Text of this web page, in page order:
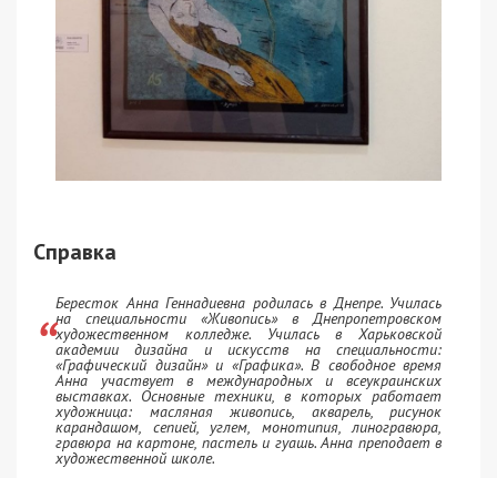
Справка
Бересток Анна Геннадиевна родилась в Днепре. Училась
на специальности «Живопись» в Днепропетровском
художественном колледже. Училась в Харьковской
академии дизайна и искусств на специальности:
«Графический дизайн» и «Графика». В свободное время
Анна участвует в международных и всеукраинских
выставках. Основные техники, в которых работает
художница: масляная живопись, акварель, рисунок
карандашом, сепией, углем, монотипия, линогравюра,
гравюра на картоне, пастель и гуашь. Анна преподает в
художественной школе.